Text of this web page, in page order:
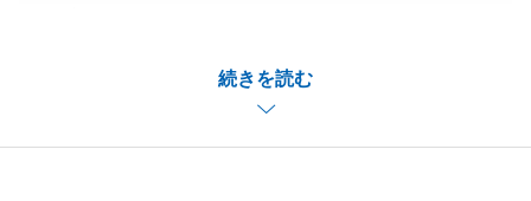
続きを読む
すが、いろいろとプライベートなお話しもさせていた
だき、私自身も大変親しみを感じながらお取引きを進
められたと記憶しております。